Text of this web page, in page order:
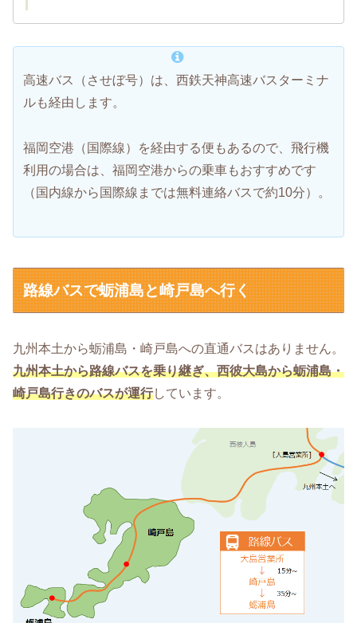
高速バス（させぼ号）は、西鉄天神高速バスターミナ
ルも経由します。
福岡空港（国際線）を経由する便もあるので、飛行機
利用の場合は、福岡空港からの乗車もおすすめです
（国内線から国際線までは無料連絡バスで約10分）。
路線バスで蛎浦島と崎戸島へ行く
九州本土から蛎浦島・崎戸島への直通バスはありません。
九州本土から路線バスを乗り継ぎ、西彼大島から蛎浦島・
崎戸島行きのバスが運行しています。